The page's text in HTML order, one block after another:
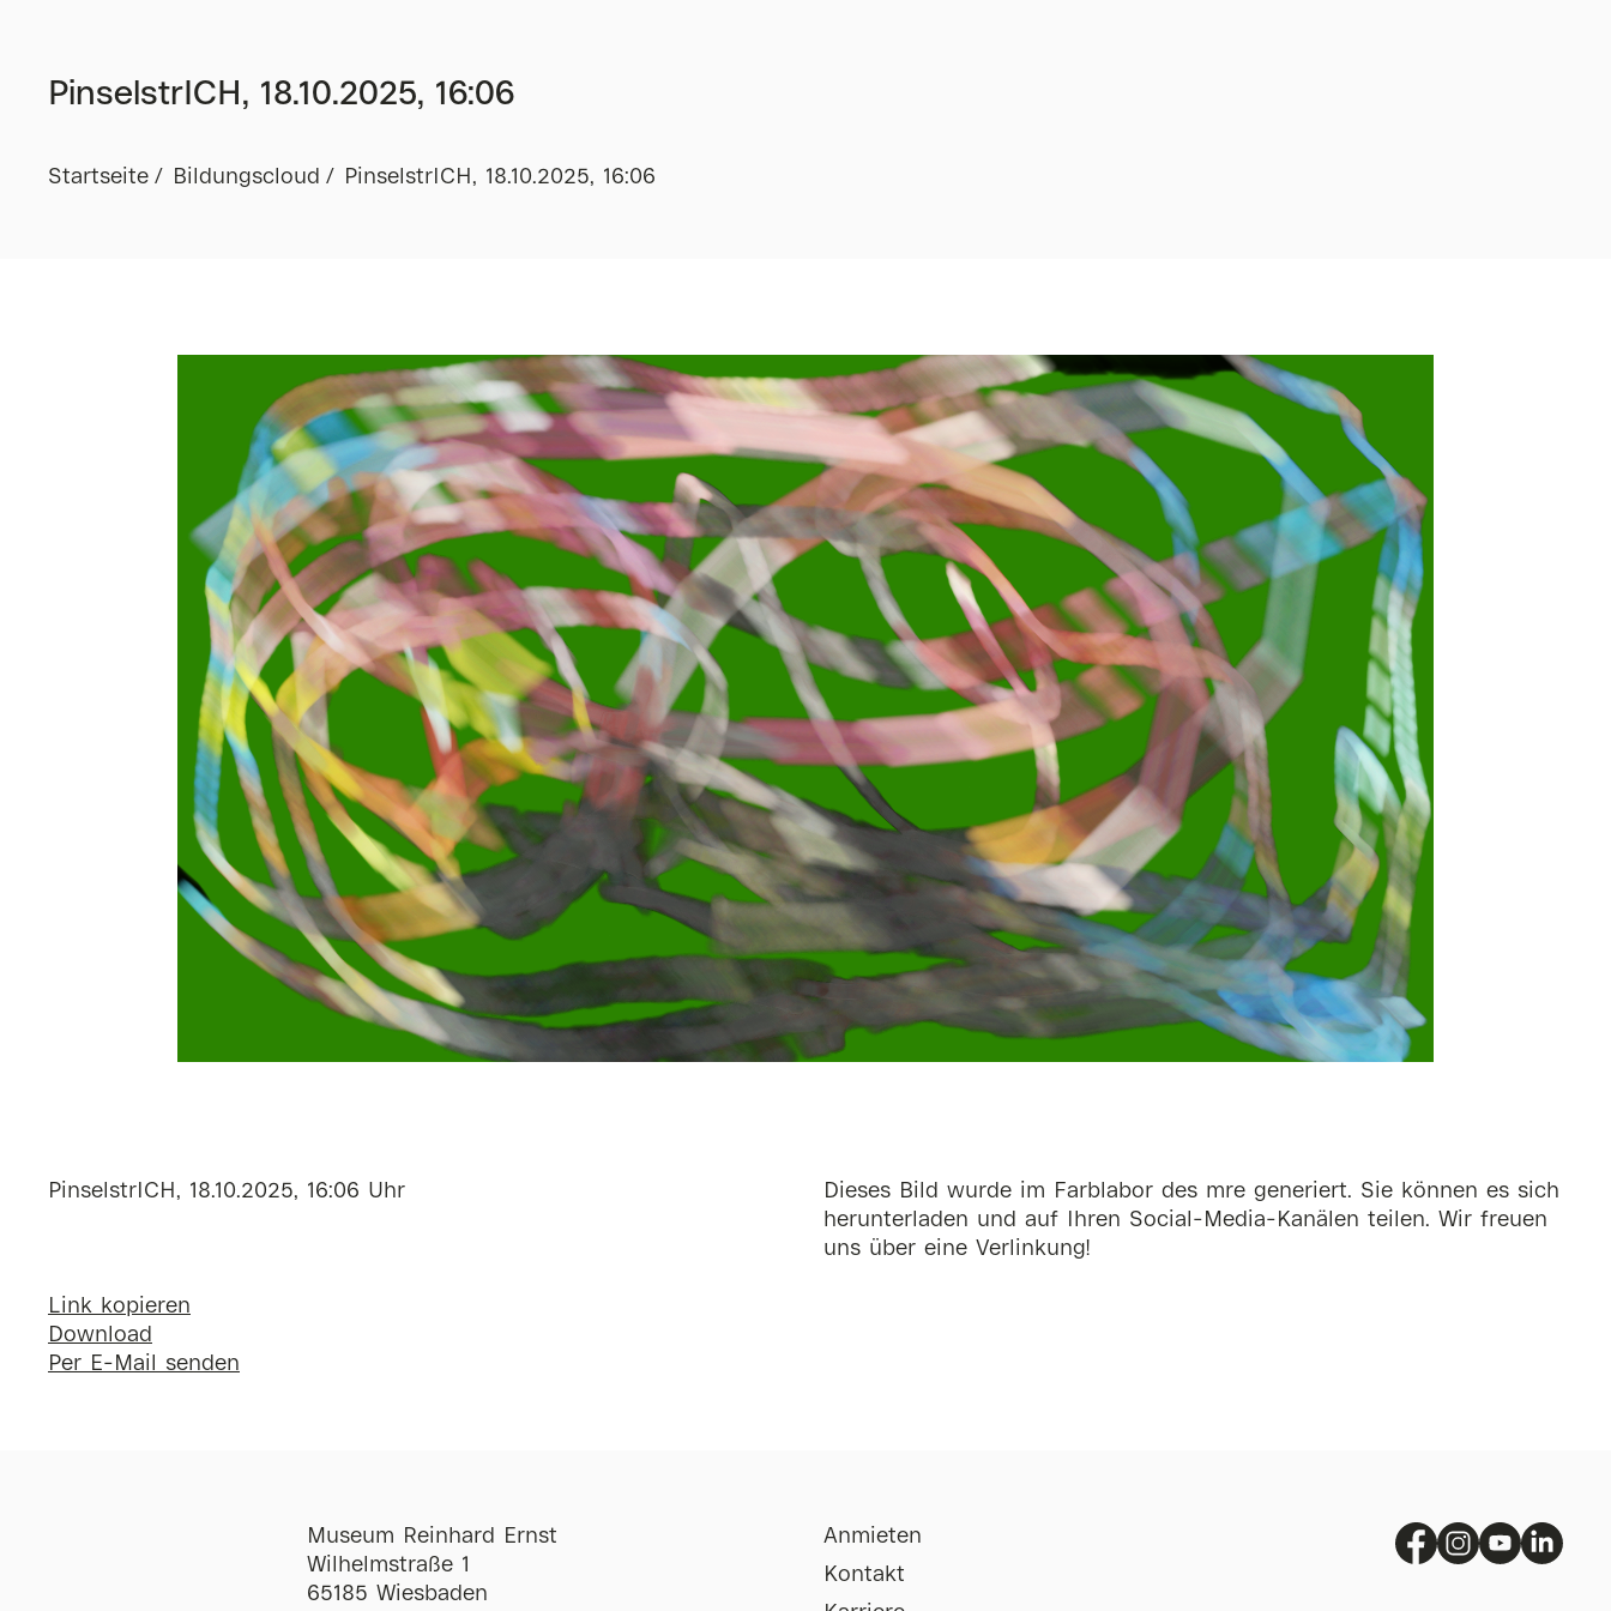
PinselstrICH, 18.10.2025, 16:06
Startseite Bildungscloud PinselstrICH, 18.10.2025, 16:06
PinselstrICH, 18.10.2025, 16:06 Uhr
Link kopieren
Download
Per E-Mail senden
Dieses Bild wurde im Farblabor des mre generiert. Sie können es sich
herunterladen und auf Ihren Social-Media-Kanälen teilen. Wir freuen
uns über eine Verlinkung!
Museum Reinhard Ernst
Wilhelmstraße 1
65185 Wiesbaden
Anmieten
Kontakt